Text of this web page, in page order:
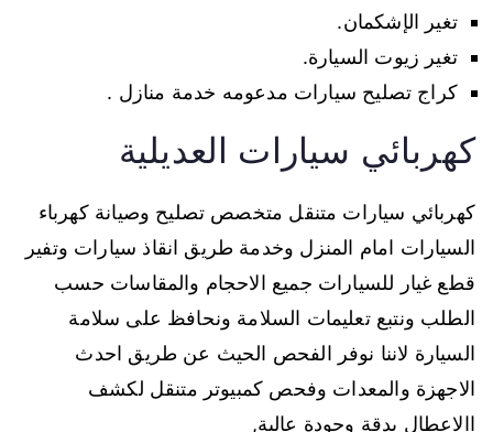
تغير الإشكمان.
تغير زيوت السيارة.
كراج تصليح سيارات مدعومه خدمة منازل .
كهربائي سيارات العديلية
كهربائي سيارات متنقل متخصص تصليح وصيانة كهرباء
السيارات امام المنزل وخدمة طريق انقاذ سيارات وتفير
قطع غيار للسيارات جميع الاحجام والمقاسات حسب
الطلب ونتبع تعليمات السلامة ونحافظ على سلامة
السيارة لاننا نوفر الفحص الحيث عن طريق احدث
الاجهزة والمعدات وفحص كمبيوتر متنقل لكشف
االاعطال بدقة وجودة عالية,